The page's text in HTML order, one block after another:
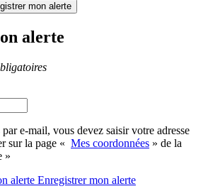
mon alerte
alerte
e-mail, vous devez saisir votre adresse
sur la page « Mes coordonnées » de la
»
alerte Enregistrermon alerte